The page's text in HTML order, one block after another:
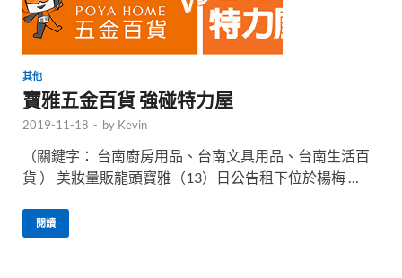
其他
寶雅五金百貨 強碰特力屋
2019-11-18 - by Kevin
（關鍵字： 台南廚房用品、台南文具用品、台南生活百
貨 ） 美妝量販龍頭寶雅（13）日公告租下位於楊梅 …
閱讀